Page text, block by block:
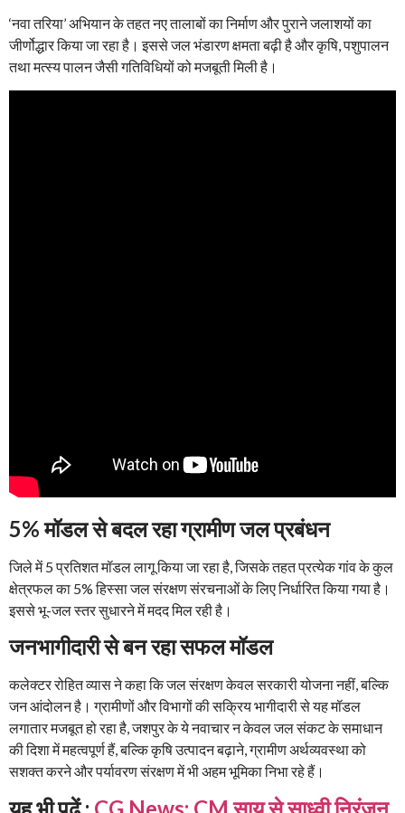
‘नवा तरिया’ अभियान के तहत नए तालाबों का निर्माण और पुराने जलाशयों का
जीर्णोद्धार किया जा रहा है। इससे जल भंडारण क्षमता बढ़ी है और कृषि, पशुपालन
तथा मत्स्य पालन जैसी गतिविधियों को मजबूती मिली है।
5%मॉडल से बदल रहा ग्रामीण जल प्रबंधन
जिले में 5 प्रतिशत मॉडल लागू किया जा रहा है, जिसके तहत प्रत्येक गांव के कुल
क्षेत्रफल का 5% हिस्सा जल संरक्षण संरचनाओं के लिए निर्धारित किया गया है।
इससे भू-जल स्तर सुधारने में मदद मिल रही है।
जनभागीदारी से बन रहा सफल मॉडल
कलेक्टर रोहित व्यास ने कहा कि जल संरक्षण केवल सरकारी योजना नहीं, बल्कि
जन आंदोलन है। ग्रामीणों और विभागों की सक्रिय भागीदारी से यह मॉडल
लगातार मजबूत हो रहा है, जशपुर के ये नवाचार न केवल जल संकट के समाधान
की दिशा में महत्वपूर्ण हैं, बल्कि कृषि उत्पादन बढ़ाने, ग्रामीण अर्थव्यवस्था को
सशक्त करने और पर्यावरण संरक्षण में भी अहम भूमिका निभा रहे हैं।
यह भी पढ़ें : CG News: CM साय से साध्वी निरंजन